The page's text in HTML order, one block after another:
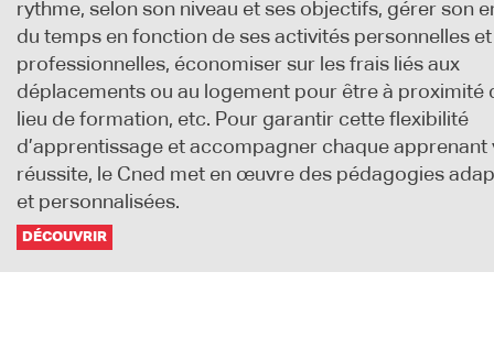
rythme, selon son niveau et ses objectifs, gérer son
du temps en fonction de ses activités personnelles et
professionnelles, économiser sur les frais liés aux
déplacements ou au logement pour être à proximité
lieu de formation, etc. Pour garantir cette flexibilité
d’apprentissage et accompagner chaque apprenant
réussite, le Cned met en œuvre des pédagogies
et personnalisées.
DÉCOUVRIR